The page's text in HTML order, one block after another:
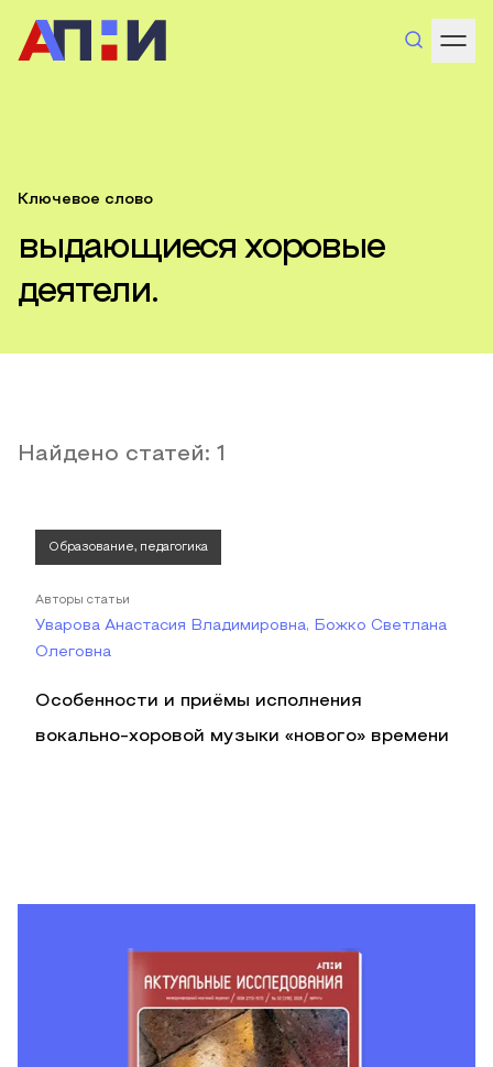
Ключевое слово
выдающиеся хоровые
деятели.
Найдено статей: 1
Образование, педагогика
Авторы статьи
Уварова Анастасия Владимировна, Божко Светлана
Олеговна
Особенности и приёмы исполнения
вокально-хоровой музыки «нового» времени